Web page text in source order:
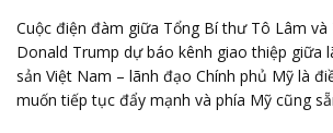
Cuộc điện đàm giữa Tổng Bí thư Tô Lâm
Donald Trump dự báo kênh giao thiệp giữa
sản Việt Nam – lãnh đạo Chính phủ Mỹ là
muốn tiếp tục đẩy mạnh và phía Mỹ cũng